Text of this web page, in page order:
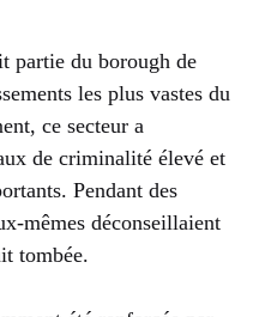
partie du borough de
les plus vastes du
ce secteur a
de criminalité élevé et
Pendant des
mêmes déconseillaient
tombée.